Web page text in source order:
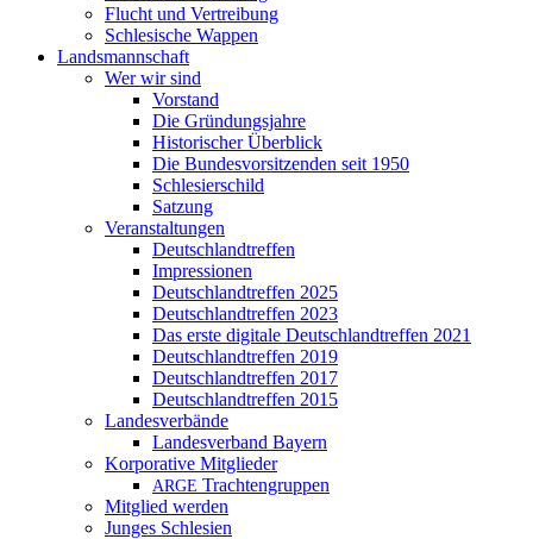
Flucht und Vertreibung
Schlesische Wappen
Landsmannschaft
Wer wir sind
Vorstand
Die Gründungsjahre
Historischer Überblick
Die Bundesvorsitzenden seit 1950
Schlesierschild
Satzung
Veranstaltungen
Deutschlandtreffen
Impressionen
Deutschlandtreffen 2025
Deutschlandtreffen 2023
Das erste digitale Deutschlandtreffen 2021
Deutschlandtreffen 2019
Deutschlandtreffen 2017
Deutschlandtreffen 2015
Landesverbände
Landesverband Bayern
Korporative Mitglieder
ARGE Trachtengruppen
Mitglied werden
Junges Schlesien